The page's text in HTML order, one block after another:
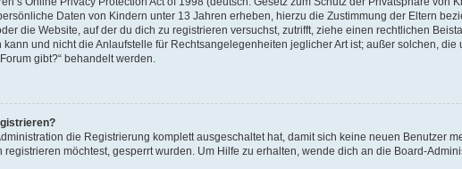
Daten von Kindern unter 13 Jahren erheben, hierzu die Zustimmung der Eltern
die Website, auf der du dich zu registrieren versuchst, zutrifft, ziehe einen rechtlichen
und nicht die Anlaufstelle für Rechtsangelegenheiten jeglicher Art ist; außer solchen,
gibt?“ behandelt werden.
die Registrierung komplett ausgeschaltet hat, damit sich keine neuen Benutzer
registrieren möchtest, gesperrt wurden. Um Hilfe zu erhalten, wende dich an die Board-